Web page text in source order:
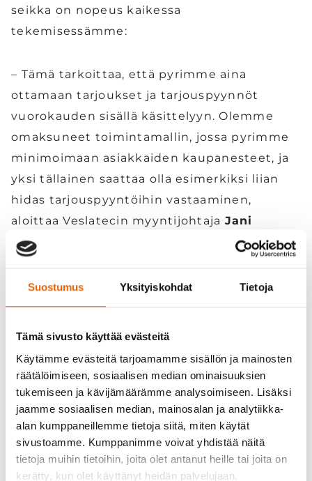
Suostumus Yksityiskohdat Tietoja
Tämä sivusto käyttää evästeitä
Käytämme evästeitä tarjoamamme sisällön ja mainosten
räätälöimiseen, sosiaalisen median ominaisuuksien
tukemiseen ja kävijämäärämme analysoimiseen. Lisäksi
jaamme sosiaalisen median, mainosalan ja analytiikka-
alan kumppaneillemme tietoja siitä, miten käytät
sivustoamme. Kumppanimme voivat yhdistää näitä
tietoja muihin tietoihin, joita olet antanut heille tai joita on
kerätty, kun olet käyttänyt heidän palvelujaan.
seikka on nopeus kaikessa
tekemisessämme:
– Tämä tarkoittaa, että pyrimme aina
ottamaan tarjoukset ja tarjouspyynnöt
vuorokauden sisällä käsittelyyn. Olemme
omaksuneet toimintamallin, jossa pyrimme
minimoimaan asiakkaiden kaupanesteet, ja
yksi tällainen saattaa olla esimerkiksi liian
hidas tarjouspyyntöihin vastaaminen,
aloittaa Veslatecin myyntijohtaja Jani
Poikkimäki
Asiakkaat arvostavat toimitusvarmuutta
ja nopeita vastausaikoja
Toimitusvarmuus kiinnostaa monia, ja se
saattaa olla jopa ykkösprioriteetti usealle
ostajalle.
– Meille pääasia on, että asiakas voi luottaa
saavansa tilaamansa tavaran juuri silloin kuin
pitää.